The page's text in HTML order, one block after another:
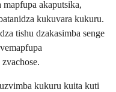
akaputsika,
kukuvara kukuru.
tishu dzakasimba senge
kukuru kuita kuti